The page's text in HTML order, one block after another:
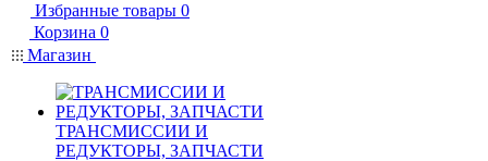
Избранные товары 0
Корзина 0
Магазин
ТРАНСМИССИИ И
РЕДУКТОРЫ, ЗАПЧАСТИ